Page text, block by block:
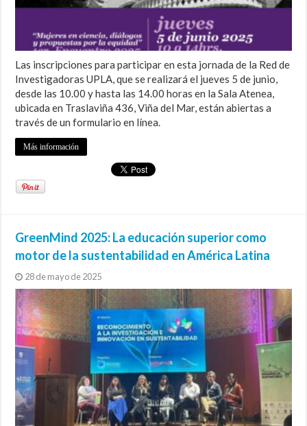
Las inscripciones para participar en esta jornada de la Red de
Investigadoras UPLA, que se realizará el jueves 5 de junio,
desde las 10.00 y hasta las 14.00 horas en la Sala Atenea,
ubicada en Traslaviña 436, Viña del Mar, están abiertas a
través de un formulario en línea.
Más información
GreenMind 2025: La educación superior como
motor de la sustentabilidad en América Latina
28 de mayo de 2025